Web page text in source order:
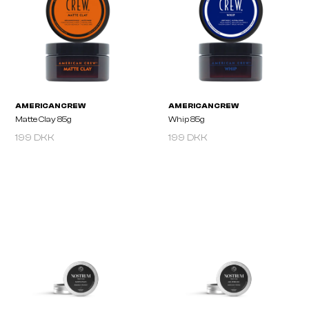
AMERICAN CREW
Defining Paste 85g
AMERICAN CREW
Molding Clay 85g
199 DKK 199 DKK